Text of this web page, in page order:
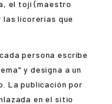
el toji (maestro
licorerías que
persona escribe
y designa a un
La publicación por
en el sitio